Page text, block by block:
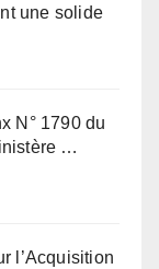
une solide
N° 1790 du
…
l’Acquisition